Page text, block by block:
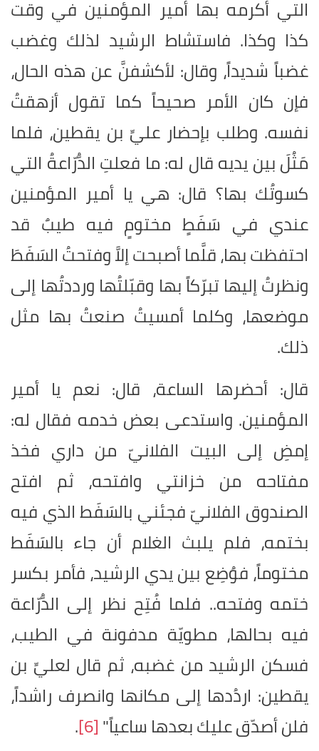
التي أكرمه بها أمير المؤمنين في وقت
كذا وكذا. فاستشاط الرشيد لذلك وغضب
غضباً شديداً، وقال: لأكشفنَّ عن هذه الحال،
فإن كان الأمر صحيحاً كما تقول أزهقتُ
نفسه. وطلب بإحضار عليِّ بن يقطين، فلما
مَثُلَ بين يديه قال له: ما فعلتِ الدُّرّاعةُ التي
كسوتُك بها؟ قال: هي يا أمير المؤمنين
عندي في سَفَطٍ مختومٍ فيه طيبٌ قد
احتفظت بها، قلَّما أصبحت إلاَّ وفتحتُ السَفَطَ
ونظرتُ إليها تبرّكاً بها وقبّلتُها ورددتُها إلى
موضعها، وكلما أمسيتُ صنعتُ بها مثل
ذلك.
قال: أحضرها الساعة، قال: نعم يا أمير
المؤمنين. واستدعى بعض خدمه فقال له:
إمضِ إلى البيت الفلانيّ من داري فخذ
مفتاحه من خزانتي وافتحه، ثم افتح
الصندوق الفلانيّ فجئني بالسَفَط الذي فيه
بختمه، فلم يلبث الغلام أن جاء بالسَفَط
مختوماً، فوُضِع بين يدي الرشيد، فأمر بكسر
ختمه وفتحه.. فلما فُتِح نظر إلى الدُّرّاعة
فيه بحالها، مطويّة مدفونة في الطيب،
فسكن الرشيد من غضبه، ثم قال لعليِّ بن
يقطين: اردُدها إلى مكانها وانصرف راشداً،
فلن أصدّق عليك بعدها ساعياً"[6]
.